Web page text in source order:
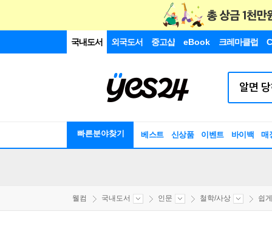
국내도서 외국도서 중고샵 eBook 크레마클럽
빠른분야찾기 베스트 신상품 이벤트 바이백 매
웰컴 국내도서 인문 철학/사상 쉽